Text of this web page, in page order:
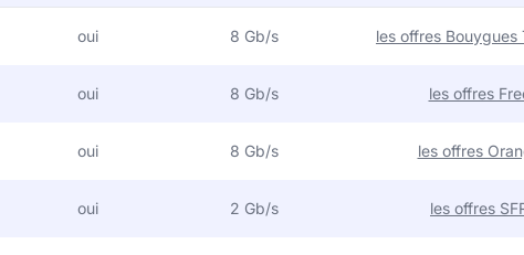
oui 8 Gb/s les offres Bouygues
oui 8 Gb/s les offres
oui 8 Gb/s les offres
oui 2 Gb/s les offres